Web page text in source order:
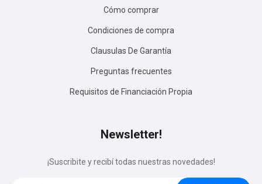
Cómo comprar
Condiciones de compra
Clausulas De Garantía
Preguntas frecuentes
Requisitos de Financiación Propia
Newsletter!
¡Suscribite y recibí todas nuestras novedades!